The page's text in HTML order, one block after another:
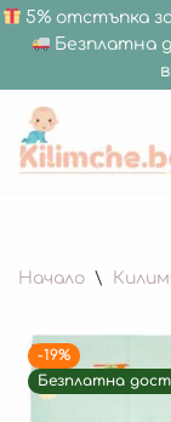
5% отстъпка
Безплатна
Продължете
Начало \
-19%
Безплатна